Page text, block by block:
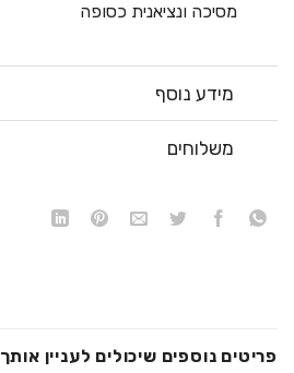
מסיכה ונציאנית כסופה
מידע נוסף
משלוחים
פריטים נוספים שיכולים לעניין אותך